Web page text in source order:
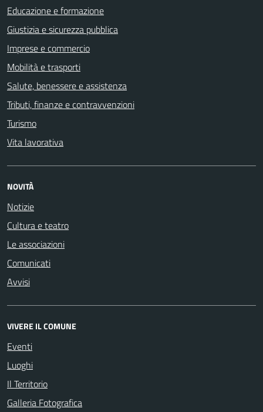
Educazione e formazione
Giustizia e sicurezza pubblica
Imprese e commercio
Mobilità e trasporti
Salute, benessere e assistenza
Tributi, finanze e contravvenzioni
Turismo
Vita lavorativa
NOVITÀ
Notizie
Cultura e teatro
Le associazioni
Comunicati
Avvisi
VIVERE IL COMUNE
Eventi
Luoghi
Il Territorio
Galleria Fotografica